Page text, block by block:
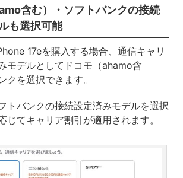
含む）・ソフトバンクの接続
も選択可能
17eを購入する場合、通信キャリ
モデルとしてドコモ（ahamo含
クを選択できます。
トバンクの接続設定済みモデルを選択
じてキャリア割引が適用されます。